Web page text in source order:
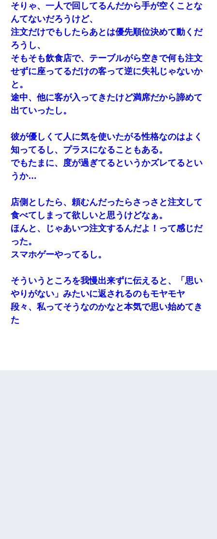
そりゃ、一人で回してるんだから手が空くことな
んてないだろうけど、
注文だけでもしたらあとは優先順位決めて動くだ
ろうし、
そもそも飲食店で、テーブルがら空きで何も注文
せずに座ってるだけの客って逆に失礼じゃないか
と。
途中、他に客が入ってきたけど満席だから諦めて
出ていったし。
彼が優しくて人に気を使いたがる性格なのはよく
知ってるし、プラスになることもある。
でもたまに、度が過ぎてるというかズレてるとい
うか…
店側としたら、頼むんだったらさっさと注文して
食べてしまって欲しいと思うけどなぁ。
ほんと、じゃあいつ注文するんだよ！って感じだ
った。
スマホゲーやってるし。
そういうところを我慢出来ずに伝えると、「思い
やりがない」みたいに返されるのもモヤモヤ
段々、私ってそうなのかなと本気で思い始めてき
た